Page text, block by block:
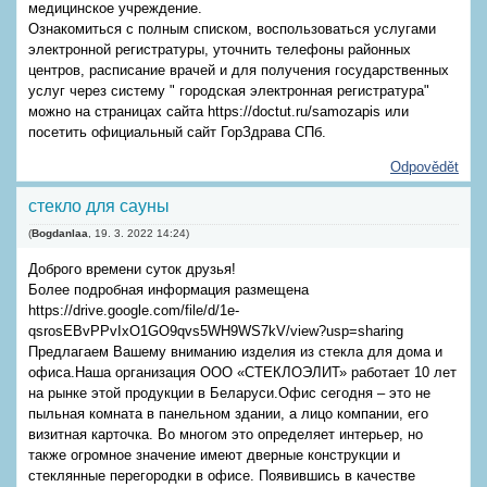
медицинское учреждение.
Ознакомиться с полным списком, воспользоваться услугами
электронной регистратуры, уточнить телефоны районных
центров, расписание врачей и для получения государственных
услуг через систему " городская электронная регистратура"
можно на страницах сайта https://doctut.ru/samozapis или
посетить официальный сайт ГорЗдрава СПб.
Odpovědět
стекло для сауны
(Bogdanlaa 19. 3. 2022 14:24)
Доброго времени суток друзья!
Более подробная информация размещена
https://drive.google.com/file/d/1e-
qsrosEBvPPvIxO1GO9qvs5WH9WS7kV/view?usp=sharing
Предлагаем Вашему вниманию изделия из стекла для дома и
офиса.Наша организация ООО «СТЕКЛОЭЛИТ» работает 10 лет
на рынке этой продукции в Беларуси.Офис сегодня – это не
пыльная комната в панельном здании, а лицо компании, его
визитная карточка. Во многом это определяет интерьер, но
также огромное значение имеют дверные конструкции и
стеклянные перегородки в офисе. Появившись в качестве